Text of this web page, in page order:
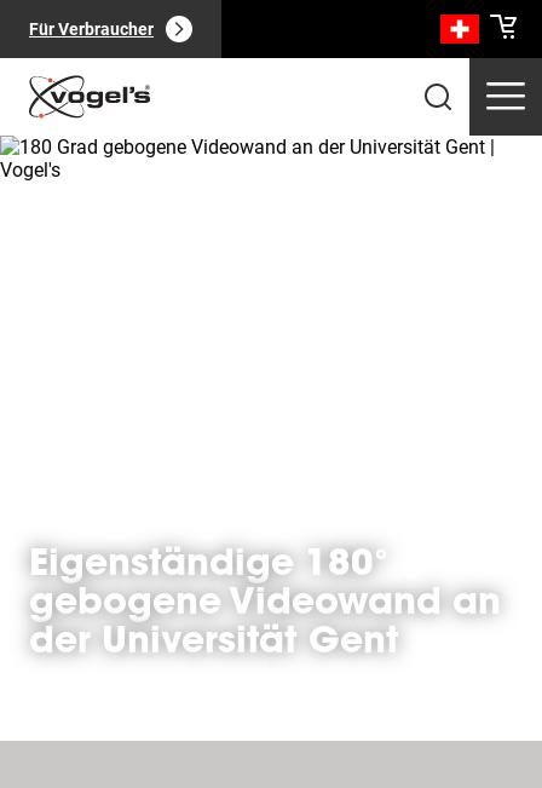
Für Verbraucher
Eigenständige 180°
gebogene Videowand an
der Universität Gent